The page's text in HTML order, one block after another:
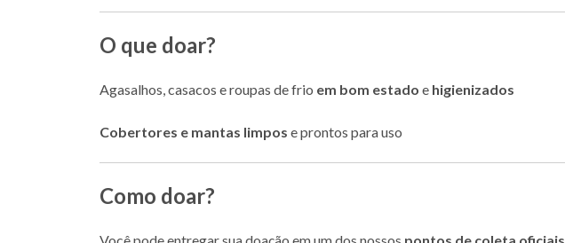
O que doar?
Agasalhos, casacos e roupas de frio em bom estado e higienizados
Cobertores e mantas limpos e prontos para uso
Como doar?